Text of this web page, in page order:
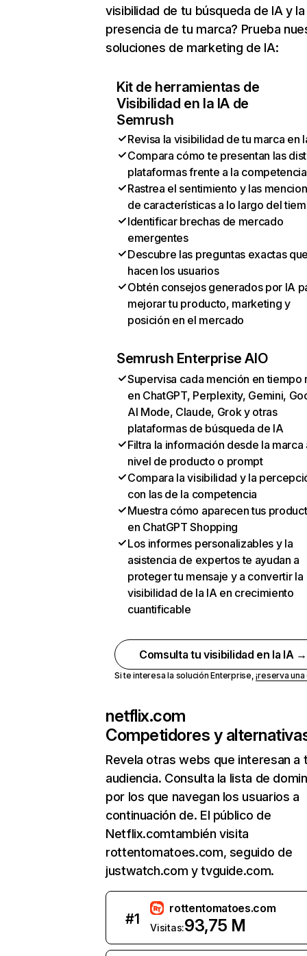
visibilidad de tu búsqueda de IA y la
presencia de tu marca? Prueba
soluciones de marketing de IA:
Kit de herramientas de
Visibilidad en la IA de
Semrush
Revisa la visibilidad de tu marca en
Compara cómo te presentan las
plataformas frente a la competencia
Rastrea el sentimiento y las
de características a lo largo del
Identificar brechas de mercado
emergentes
Descubre las preguntas exactas
hacen los usuarios
Obtén consejos generados por IA
mejorar tu producto, marketing y
posición en el mercado
Semrush Enterprise AIO
Supervisa cada mención en tiempo
en ChatGPT, Perplexity, Gemini,
AI Mode, Claude, Grok y otras
plataformas de búsqueda de IA
Filtra la información desde la marca
nivel de producto o prompt
Compara la visibilidad y la
con las de la competencia
Muestra cómo aparecen tus
en ChatGPT Shopping
Los informes personalizables y la
asistencia de expertos te ayudan a
proteger tu mensaje y a convertir la
visibilidad de la IA en crecimiento
cuantificable
Comsulta tu visibilidad en la IA →
Si te interesa la solución Enterprise,¡reserva
netflix.com
Competidores y
Revela otras webs que interesan a
audiencia. Consulta la lista de
por los que navegan los usuarios a
continuación de. El público de
Netflix.comtambién visita
rottentomatoes.com, seguido de
justwatch.com y tvguide.com.
#1
rottentomatoes.com
Visitas:93,75 M